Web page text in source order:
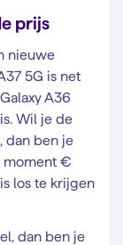
prijs
nieuwe
5G is net
A36
Wil je de
dan ben je
moment €
los te krijgen
dan ben je